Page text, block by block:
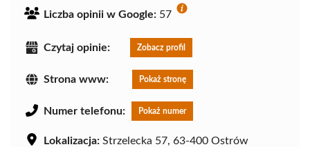
Liczba opinii w Google: 57
Czytaj opinie: Zobacz profil
Strona www: Pokaż stronę
Numer telefonu: Pokaż numer
Lokalizacja: Strzelecka 57, 63-400 Ostrów